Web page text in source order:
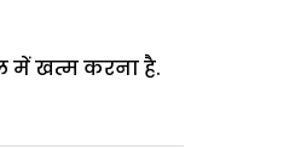
में खत्म करना है.